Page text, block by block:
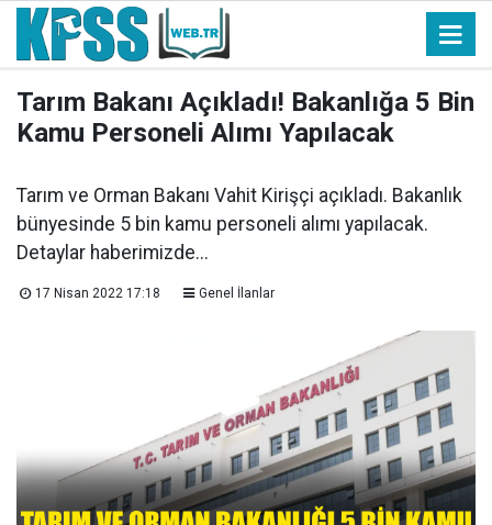
Tarım Bakanı Açıkladı! Bakanlığa 5 Bin
Kamu Personeli Alımı Yapılacak
Tarım ve Orman Bakanı Vahit Kirişçi açıkladı. Bakanlık
bünyesinde 5 bin kamu personeli alımı yapılacak.
Detaylar haberimizde...
17 Nisan 2022 17:18 Genel İlanlar